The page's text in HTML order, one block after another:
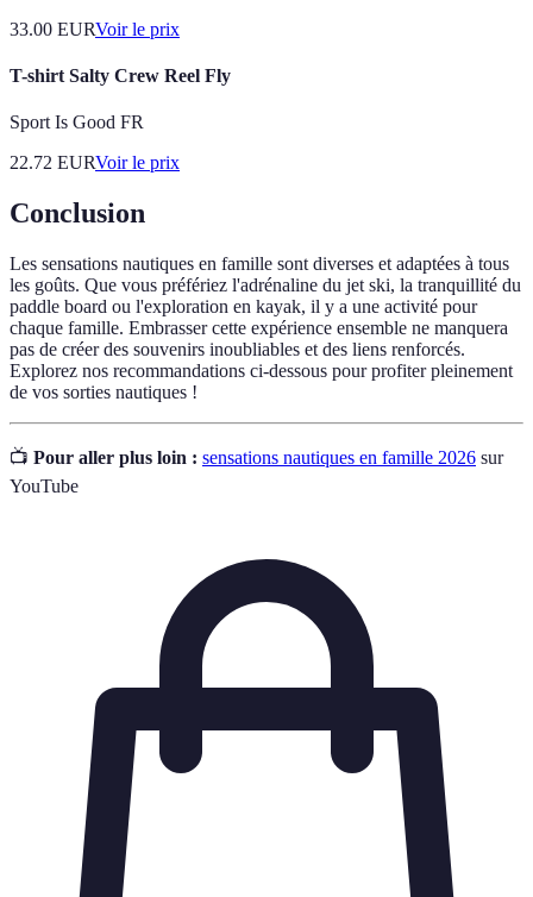
33.00 EURVoir le prix
T-shirt Salty Crew Reel Fly
Sport Is Good FR
22.72 EURVoir le prix
Conclusion
Les sensations nautiques en famille sont diverses et adaptées à tous
les goûts. Que vous préfériez l'adrénaline du jet ski, la tranquillité du
paddle board ou l'exploration en kayak, il y a une activité pour
chaque famille. Embrasser cette expérience ensemble ne manquera
pas de créer des souvenirs inoubliables et des liens renforcés.
Explorez nos recommandations ci-dessous pour profiter pleinement
de vos sorties nautiques !
📺 Pour aller plus loin : sensations nautiques en famille 2026 sur
YouTube